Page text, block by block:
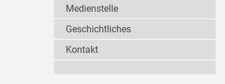
Medienstelle
Geschichtliches
Kontakt